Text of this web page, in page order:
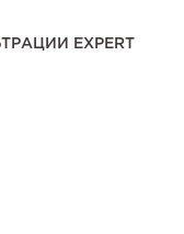
EXPERT